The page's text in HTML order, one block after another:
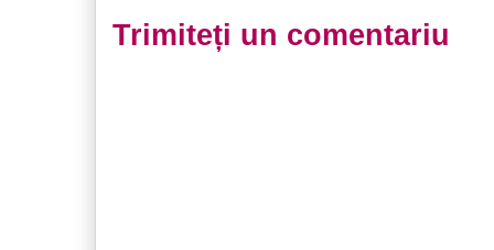
Trimiteți un comentariu